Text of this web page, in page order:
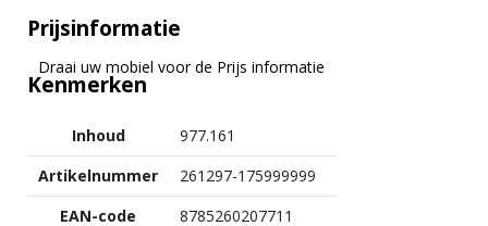
Prijsinformatie
Draai uw mobiel voor de Prijs informatie
Kenmerken
Inhoud
977.161
Artikelnummer
261297-175999999
EAN-code
8785260207711